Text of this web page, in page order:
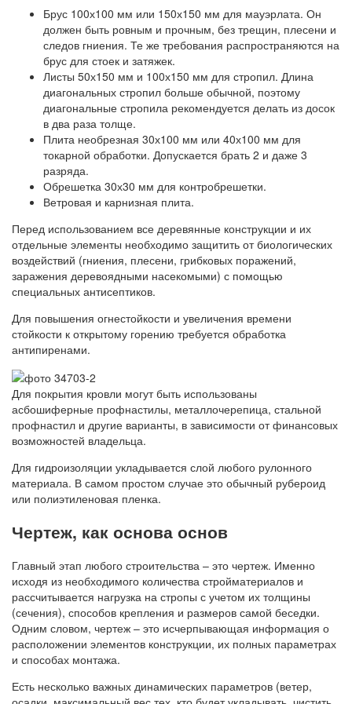
Брус 100х100 мм или 150х150 мм для мауэрлата. Он
должен быть ровным и прочным, без трещин, плесени и
следов гниения. Те же требования распространяются на
брус для стоек и затяжек.
Листы 50х150 мм и 100х150 мм для стропил. Длина
диагональных стропил больше обычной, поэтому
диагональные стропила рекомендуется делать из досок
в два раза толще.
Плита необрезная 30х100 мм или 40х100 мм для
токарной обработки. Допускается брать 2 и даже 3
разряда.
Обрешетка 30х30 мм для контробрешетки.
Ветровая и карнизная плита.
Перед использованием все деревянные конструкции и их
отдельные элементы необходимо защитить от биологических
воздействий (гниения, плесени, грибковых поражений,
заражения деревоядными насекомыми) с помощью
специальных антисептиков.
Для повышения огнестойкости и увеличения времени
стойкости к открытому горению требуется обработка
антипиренами.
Для покрытия кровли могут быть использованы
асбошиферные профнастилы, металлочерепица, стальной
профнастил и другие варианты, в зависимости от финансовых
возможностей владельца.
Для гидроизоляции укладывается слой любого рулонного
материала. В самом простом случае это обычный рубероид
или полиэтиленовая пленка.
Чертеж, как основа основ
Главный этап любого строительства – это чертеж. Именно
исходя из необходимого количества стройматериалов и
рассчитывается нагрузка на стропы с учетом их толщины
(сечения), способов крепления и размеров самой беседки.
Одним словом, чертеж – это исчерпывающая информация о
расположении элементов конструкции, их полных параметрах
и способах монтажа.
Есть несколько важных динамических параметров (ветер,